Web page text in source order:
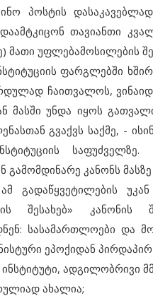
პოსტის
თავიანთი
მათი უფლებამოსილების
ფარგლებში
ჩაითვალოს,
მასში უნდა იყოს
გვაქვს საქმე, -
გამომდინარე კანონს
უკან
შესახებ»
სასამართლოები და
ეპოქიდან პირდაპირ
ადგილობრივი
ახალია;
დემოკრატია